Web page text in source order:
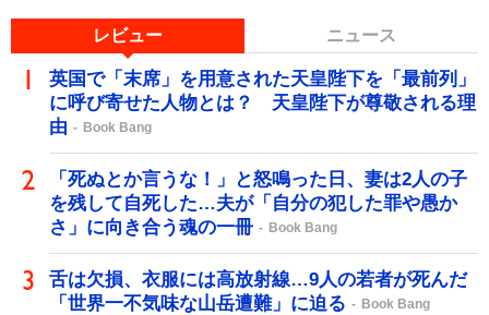
レビュー ニュース
英国で「末席」を用意された天皇陛下を「最前列」
に呼び寄せた人物とは？ 天皇陛下が尊敬される理
由
Book Bang
「死ぬとか言うな！」と怒鳴った日、妻は2人の子
を残して自死した…夫が「自分の犯した罪や愚か
さ」に向き合う魂の一冊
Book Bang
舌は欠損、衣服には高放射線…9人の若者が死んだ
「世界一不気味な山岳遭難」に迫る
Book Bang